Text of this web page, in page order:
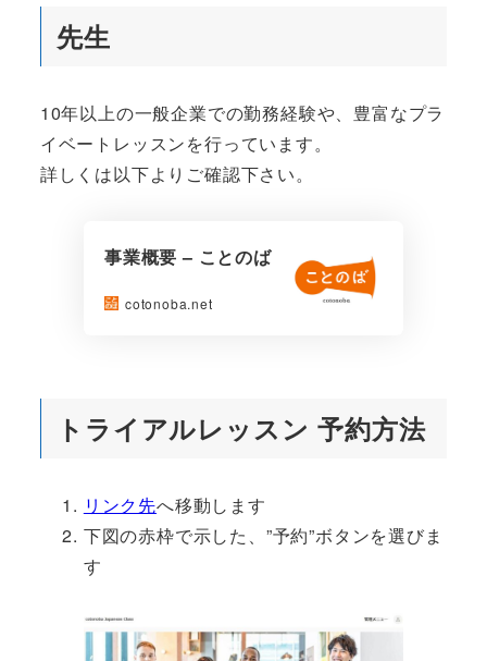
先生
10年以上の一般企業での勤務経験や、豊富なプラ
イベートレッスンを行っています。
詳しくは以下よりご確認下さい。
事業概要 – ことのば
cotonoba.net
トライアルレッスン 予約方法
リンク先へ移動します
下図の赤枠で示した、”予約”ボタンを選びま
す